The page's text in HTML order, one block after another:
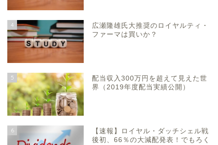
4
広瀬隆雄氏大推奨のロイヤルティ・
ファーマは買いか？
5
配当収入300万円を超えて見えた世
界（2019年度配当実績公開）
6
【速報】ロイヤル・ダッチシェル戦
後初、66％の大減配発表！でもろく